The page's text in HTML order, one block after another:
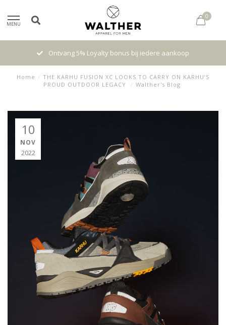
MENU
0
Ontvang 5% Loyalty bonus bij iedere aankoop
Home / THE KARHU FUSION XC LOOKS TO CARRY ON KARHU’S
PROUD OUTDOOR LEGACY
/ Walther's Blog
10
NOV
2022